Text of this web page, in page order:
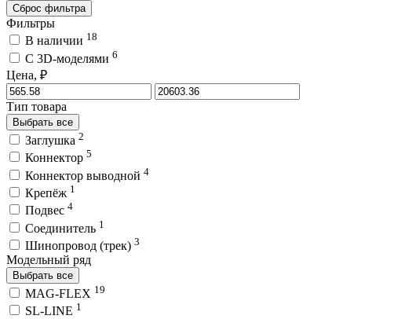
Сброс фильтра
Фильтры
В наличии 18
C 3D-моделями 6
Цена, ₽
Тип товара
Выбрать все
Заглушка 2
Коннектор 5
Коннектор выводной 4
Крепёж 1
Подвес 4
Соединитель 1
Шинопровод (трек) 3
Модельный ряд
Выбрать все
MAG-FLEX 19
SL-LINE 1